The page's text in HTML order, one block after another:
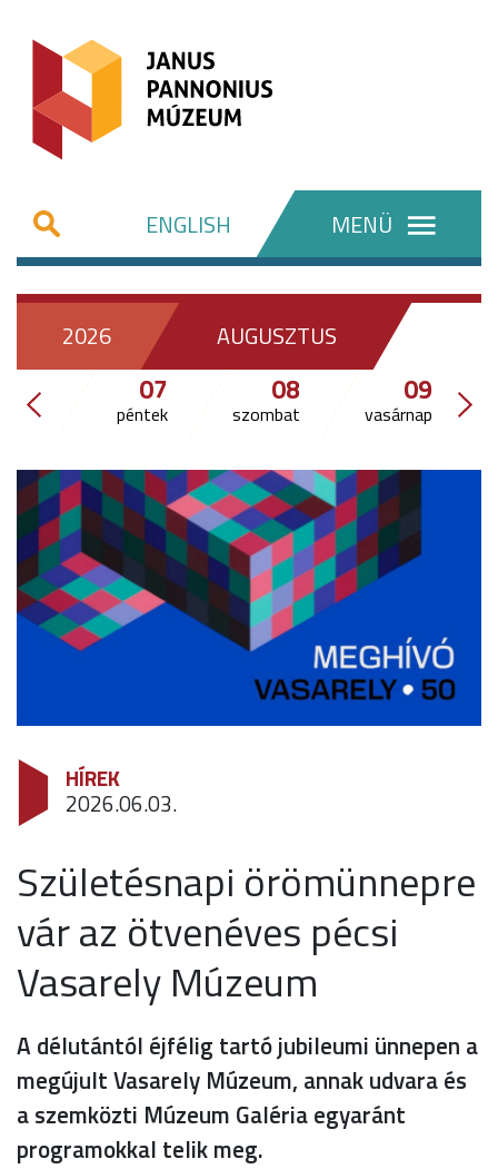
ENGLISH MENÜ
2026 AUGUSZTUS
07
péntek
08
szombat
09
vasárnap
HÍREK
2026.06.03.
Születésnapi örömünnepre
vár az ötvenéves pécsi
Vasarely Múzeum
A délutántól éjfélig tartó jubileumi ünnepen a
megújult Vasarely Múzeum, annak udvara és
a szemközti Múzeum Galéria egyaránt
programokkal telik meg.